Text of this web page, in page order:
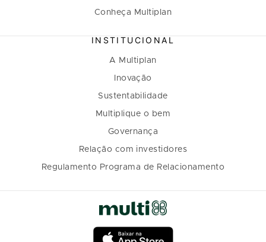
Conheça Multiplan
INSTITUCIONAL
A Multiplan
Inovação
Sustentabilidade
Multiplique o bem
Governança
Relação com investidores
Regulamento Programa de Relacionamento